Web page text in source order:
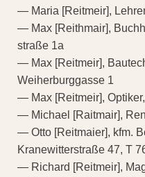
— Maria [Reitmeir],
— Max [Reithmair],
straße 1a
— Max [Reitmeir],
Weiherburggasse 1
— Max [Reitmeir],
— Michael [Raitmair],
— Otto [Reitmaier], kfm.
Kranewitterstraße 47, T
— Richard [Reitmeir],